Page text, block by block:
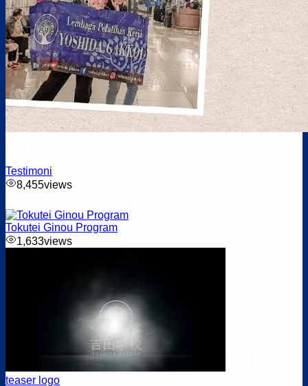
Job Pengolahan Makanan – Yokohama, Prefektur Kanagawa
Testimoni
8,455views
Tokutei Ginou Program
1,633views
teaser logo